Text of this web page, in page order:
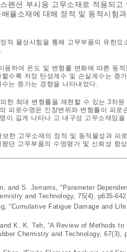
펜션 부시용 고무소재로 적용되
율소재에 대해 정적 및 동적시험
적 물성시험을 통해 고무부품의 유한
용하여 온도 및 변형률 변화에 따른 동
수록 저장 탄성계수 및 손실계수는 증
는 증가는 경향을 나타내었다.
한 최대 변형률을 재현할 수 있는 3차
피로수명은 인장변위와 변형률이 피
이 길게 나타나 고 내구성 고무소재임
한 고무소재의 정적 및 동적물성과 피
던 고무부품의 수명평가 및 신뢰성 향
and S. Jerrams, “Parameter
and Technology, 75(4), p635-
“Cumulative Fatigue Damage and
K. K. Teh, “A Review of Methods
Chemistry and Technology, 67(3),